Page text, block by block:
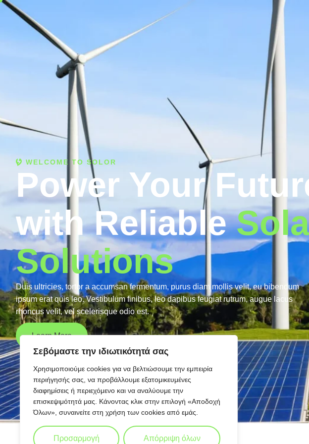
Σεβόμαστε την ιδιωτικότητά σας
Χρησιμοποιούμε cookies για να βελτιώσουμε την εμπειρία
περιήγησής σας, να προβάλλουμε εξατομικευμένες
διαφημίσεις ή περιεχόμενο και να αναλύουμε την
επισκεψιμότητά μας. Κάνοντας κλικ στην επιλογή «Αποδοχή
Όλων», συναινείτε στη χρήση των cookies από εμάς.
Προσαρμογή Απόρριψη όλων
WELCOME TO SOLOR
Power Your
with Reliable
Solutions
Duis ultricies, tortor a accumsan fermentum, purus diam mollis velit, eu bibendum
ipsum erat quis leo. Vestibulum finibus, leo dapibus feugiat rutrum, augue lacus
rhoncus velit, vel scelerisque odio est.
Learn More